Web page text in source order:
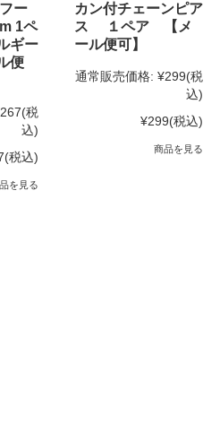
ー
1ペ
ギー
便
(税
込)
(税込)
を見る
カン付チェーンピア
ス １ペア 【メ
ール便可】
通常販売価格: ¥299(税
込)
¥299(税込)
商品を見る